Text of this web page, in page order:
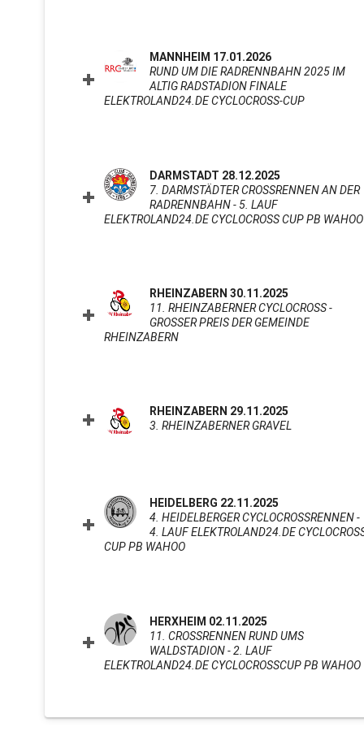
MANNHEIM 17.01.2026
RUND UM DIE RADRENNBAHN 2025 IM
ALTIG RADSTADION FINALE
ELEKTROLAND24.DE CYCLOCROSS-CUPCLICK TO
DARMSTADT 28.12.2025
7. DARMSTÄDTER CROSSRENNEN AN DER
RADRENNBAHN - 5. LAUF
ELEKTROLAND24.DE CYCLOCROSS CUP PB WAHOO
RHEINZABERN 30.11.2025
11. RHEINZABERNER CYCLOCROSS -
GROSSER PREIS DER GEMEINDE R
HEINZABERN
CLICK TO EXPAND CONTENTS
RHEINZABERN 29.11.2025
3. RHEINZABERNER GRAVEL
HEIDELBERG 22.11.2025
4. HEIDELBERGER CYCLOCROSSRENNEN -
4. LAUF ELEKTROLAND24.DE
CUP PB WAHOOCLICK TO EXPAND CONTENTS
HERXHEIM 02.11.2025
11. CROSSRENNEN RUND UMS
WALDSTADION - 2. LAUF
ELEKTROLAND24.DE CYCLOCROSSCUP PB WAHOO